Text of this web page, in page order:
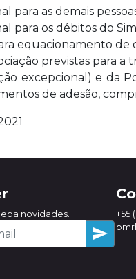
para as demais
para os débitos do
equacionamento de
previstas para
excepcional) e da
de adesão,
novidades.
send
+55